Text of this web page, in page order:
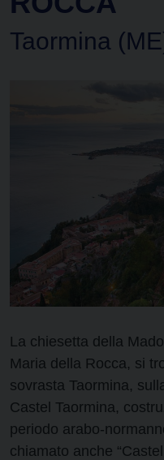
Taormina
La chiesetta della
Maria della Rocca, si
sovrasta Taormina,
Castel Taormina,
periodo arabo-
chiamato anche